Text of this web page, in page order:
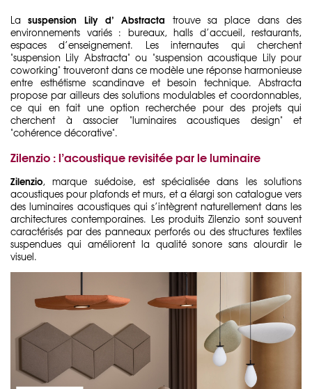
Lasuspension Lily d’ Abstracta trouve sa place dans des
environnements variés : bureaux, halls d’accueil, restaurants,
espaces d’enseignement. Les internautes qui cherchent
"suspension Lily Abstracta" ou "suspension acoustique Lily pour
coworking" trouveront dans ce modèle une réponse harmonieuse
entre esthétisme scandinave et besoin technique. Abstracta
propose par ailleurs des solutions modulables et coordonnables,
ce qui en fait une option recherchée pour des projets qui
cherchent à associer "luminaires acoustiques design" et
"cohérence décorative".
Zilenzio : l’acoustique revisitée par le luminaire
Zilenzio, marque suédoise, est spécialisée dans les solutions
acoustiques pour plafonds et murs, et a élargi son catalogue vers
des luminaires acoustiques qui s’intègrent naturellement dans les
architectures contemporaines. Les produits Zilenzio sont souvent
caractérisés par des panneaux perforés ou des structures textiles
suspendues qui améliorent la qualité sonore sans alourdir le
visuel.